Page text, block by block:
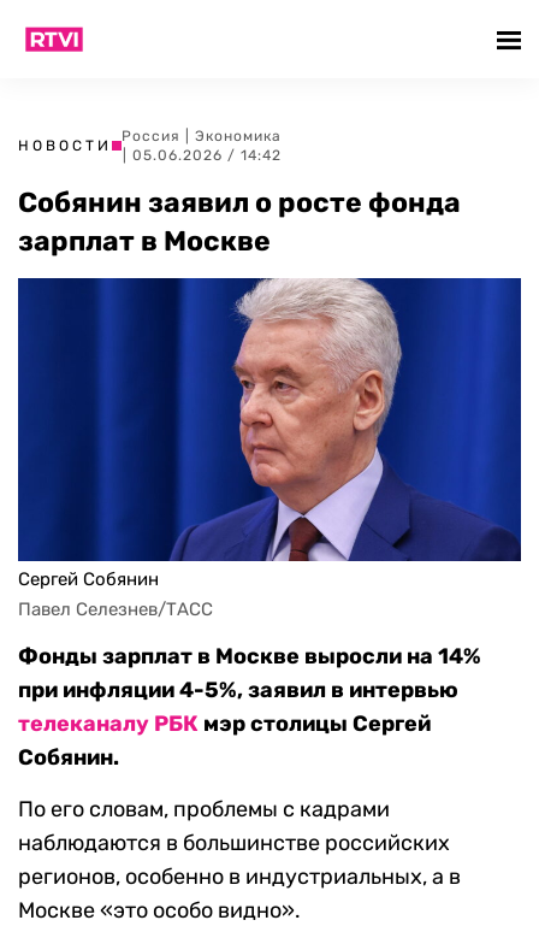
НОВОСТИ
Россия
Экономика
| 05.06.2026 / 14:42
Собянин заявил о росте фонда
зарплат в Москве
Сергей Собянин
Павел Селезнев/ТАСС
Фонды зарплат в Москве выросли на 14%
при инфляции 4-5%, заявил в интервью
телеканалу РБК мэр столицы Сергей
Собянин.
По его словам, проблемы с кадрами
наблюдаются в большинстве российских
регионов, особенно в индустриальных, а в
Москве «это особо видно».